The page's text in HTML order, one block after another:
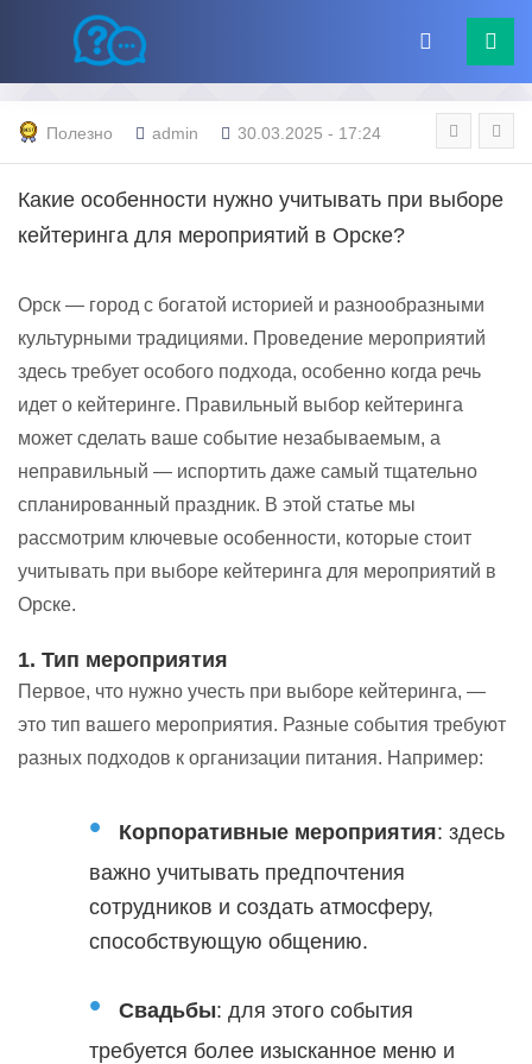
Полезно admin 30.03.2025 - 17:24
Какие особенности нужно учитывать при выборе
кейтеринга для мероприятий в Орске?
Орск — город с богатой историей и разнообразными
культурными традициями. Проведение мероприятий
здесь требует особого подхода, особенно когда речь
идет о кейтеринге. Правильный выбор кейтеринга
может сделать ваше событие незабываемым, а
неправильный — испортить даже самый тщательно
спланированный праздник. В этой статье мы
рассмотрим ключевые особенности, которые стоит
учитывать при выборе кейтеринга для мероприятий в
Орске.
1. Тип мероприятия
Первое, что нужно учесть при выборе кейтеринга, —
это тип вашего мероприятия. Разные события требуют
разных подходов к организации питания. Например:
Корпоративные мероприятия: здесь
важно учитывать предпочтения
сотрудников и создать атмосферу,
способствующую общению.
Свадьбы: для этого события
требуется более изысканное меню и